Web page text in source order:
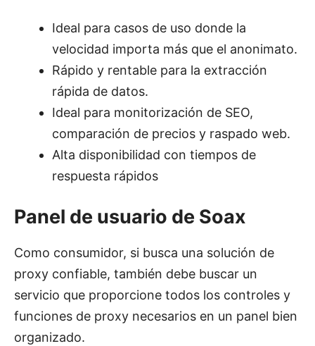
Ideal para casos de uso donde la
velocidad importa más que el anonimato.
Rápido y rentable para la extracción
rápida de datos.
Ideal para monitorización de SEO,
comparación de precios y raspado web.
Alta disponibilidad con tiempos de
respuesta rápidos
Panel de usuario de Soax
Como consumidor, si busca una solución de
proxy confiable, también debe buscar un
servicio que proporcione todos los controles y
funciones de proxy necesarios en un panel bien
organizado.